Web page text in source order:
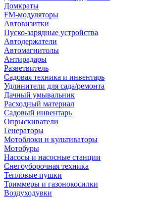
Домкраты
FM-модуляторы
Автовизитки
Пуско-зарядные устройства
Автодержатели
Автомагнитолы
Антирадары
Разветвитель
Садовая техника и инвентарь
Удлинители для сада/ремонта
Дачный умывальник
Расходный материал
Садовый инвентарь
Опрыскиватели
Генераторы
Мотоблоки и культиваторы
Мотобуры
Насосы и насосные станции
Снегоуборочная техника
Тепловые пушки
Триммеры и газонокосилки
Воздуходувки